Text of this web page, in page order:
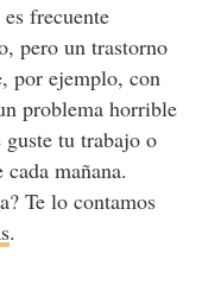
frecuente
pero un trastorno
por ejemplo, con
problema horrible
tu trabajo o
mañana.
Te lo contamos
.